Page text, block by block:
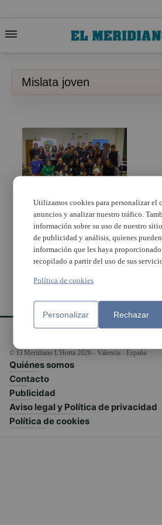
Mislata joven
Imagina Mislata celebra
un encuentro en
Benicàssim
© El Meridiano L'Horta 2026 - Valencia - España
Quiénes somos
Contacto
Publicidad
Aviso legal y Política de privacidad
Política de cookies
Utilizamos cookies para personalizar el
anuncios y analizar nuestro tráfico.
información sobre su uso de nuestro
de publicidad y análisis, quienes
información que les haya
recopilado a partir del uso de sus
Política de cookies
Personalizar Rechazar